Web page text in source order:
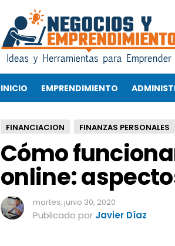
m
n
c
i
o
n
a
n
l
o
s
INICIO EMPRENDIMIENTO
FINANCIACION FINANZAS PERSONALES
Cómo
online:
martes, junio 30, 2020
Publicado por Javier Díaz